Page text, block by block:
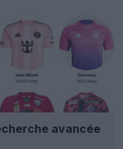
avancée